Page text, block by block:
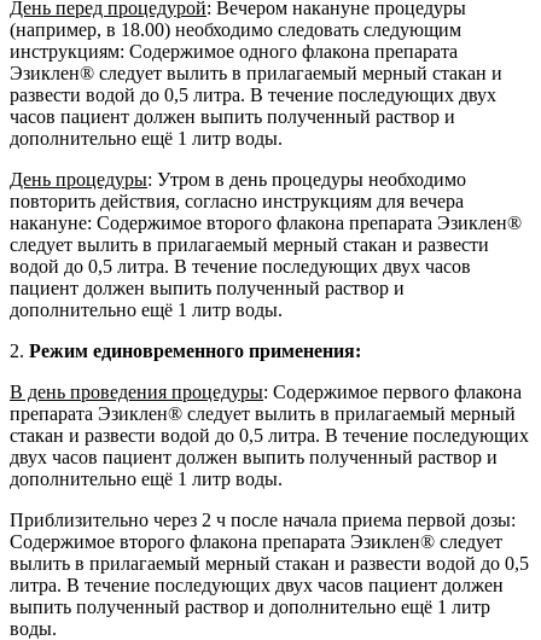
День перед процедурой: Вечером накануне процедуры
(например, в 18.00) необходимо следовать следующим
инструкциям: Содержимое одного флакона препарата
Эзиклен® следует вылить в прилагаемый мерный стакан и
развести водой до 0,5 литра. В течение последующих двух
часов пациент должен выпить полученный раствор и
дополнительно ещё 1 литр воды.
День процедуры: Утром в день процедуры необходимо
повторить действия, согласно инструкциям для вечера
накануне: Содержимое второго флакона препарата Эзиклен®
следует вылить в прилагаемый мерный стакан и развести
водой до 0,5 литра. В течение последующих двух часов
пациент должен выпить полученный раствор и
дополнительно ещё 1 литр воды.
2. Режим единовременного применения:
В день проведения процедуры: Содержимое первого флакона
препарата Эзиклен® следует вылить в прилагаемый мерный
стакан и развести водой до 0,5 литра. В течение последующих
двух часов пациент должен выпить полученный раствор и
дополнительно ещё 1 литр воды.
Приблизительно через 2 ч после начала приема первой дозы:
Содержимое второго флакона препарата Эзиклен® следует
вылить в прилагаемый мерный стакан и развести водой до 0,5
литра. В течение последующих двух часов пациент должен
выпить полученный раствор и дополнительно ещё 1 литр
воды.